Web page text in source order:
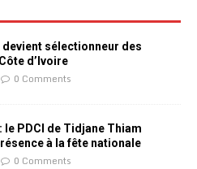
devient sélectionneur des
d’Ivoire
0 Comments
le PDCI de Tidjane Thiam
à la fête nationale
0 Comments